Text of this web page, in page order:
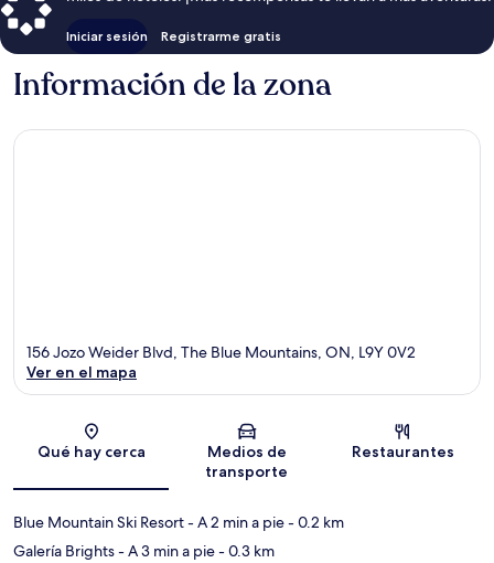
Iniciar sesión Registrarme gratis
Información de la zona
Sección del mapa
156 Jozo Weider Blvd, The Blue Mountains, ON, L9Y 0V2
Ver en el mapa
Qué hay cerca
Medios de
transporte
Restaurantes
Blue Mountain Ski Resort- A 2 min a pie- 0.2 km
Galería Brights- A 3 min a pie- 0.3 km